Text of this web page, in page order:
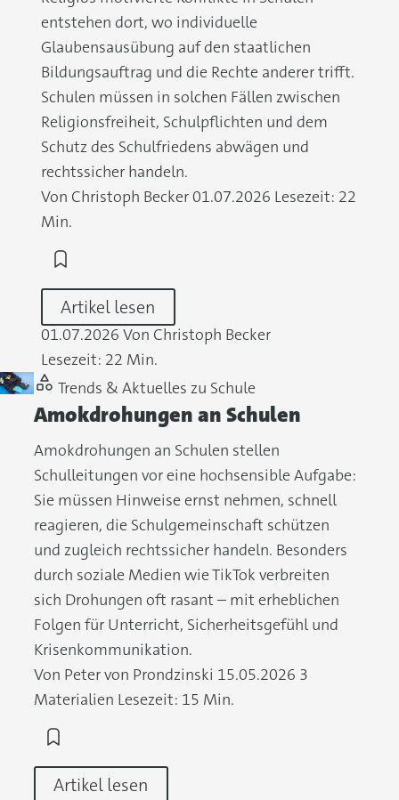
entstehen dort, wo individuelle
Glaubensausübung auf den staatlichen
Bildungsauftrag und die Rechte anderer trifft.
Schulen müssen in solchen Fällen zwischen
Religionsfreiheit, Schulpflichten und dem
Schutz des Schulfriedens abwägen und
rechtssicher handeln.
Von Christoph Becker01.07.2026 Lesezeit: 22
Min.
Artikel lesen
01.07.2026 Von Christoph Becker
Lesezeit: 22 Min.
Trends & Aktuelles zu Schule
Amokdrohungen an Schulen
Amokdrohungen an Schulen stellen
Schulleitungen vor eine hochsensible Aufgabe:
Sie müssen Hinweise ernst nehmen, schnell
reagieren, die Schulgemeinschaft schützen
und zugleich rechtssicher handeln. Besonders
durch soziale Medien wie TikTok verbreiten
sich Drohungen oft rasant – mit erheblichen
Folgen für Unterricht, Sicherheitsgefühl und
Krisenkommunikation.
Von Peter von Prondzinski 15.05.2026 3
Materialien Lesezeit: 15 Min.
Artikel lesen